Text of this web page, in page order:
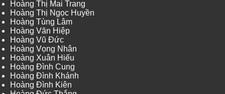
Hoàng Thị Mai Trang
Hoàng Thị Ngọc Huyền
Hoàng Tùng Lâm
Hoàng Văn Hiệp
Hoàng Vũ Đức
Hoàng Vọng Nhân
Hoàng Xuân Hiếu
Hoàng Đình Cung
Hoàng Đình Khánh
Hoàng Đình Kiên